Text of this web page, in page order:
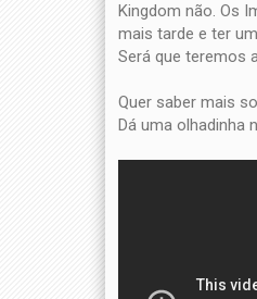
Kingdom não. Os
mais tarde e ter
Será que teremos
Quer saber mais
Dá uma olhadinha